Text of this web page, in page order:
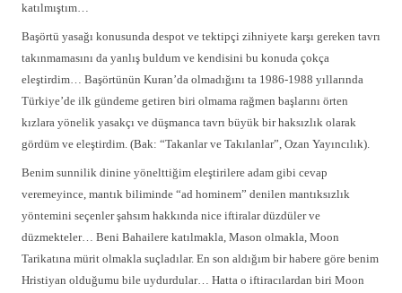
katılmıştım…
Başörtü yasağı konusunda despot ve tektipçi zihniyete karşı gereken tavrı
takınmamasını da yanlış buldum ve kendisini bu konuda çokça
eleştirdim… Başörtünün Kuran’da olmadığını ta 1986-1988 yıllarında
Türkiye’de ilk gündeme getiren biri olmama rağmen başlarını örten
kızlara yönelik yasakçı ve düşmanca tavrı büyük bir haksızlık olarak
gördüm ve eleştirdim. (Bak: “Takanlar ve Takılanlar”, Ozan Yayıncılık).
Benim sunnilik dinine yönelttiğim eleştirilere adam gibi cevap
veremeyince, mantık biliminde “ad hominem” denilen mantıksızlık
yöntemini seçenler şahsım hakkında nice iftiralar düzdüler ve
düzmekteler… Beni Bahailere katılmakla, Mason olmakla, Moon
Tarikatına mürit olmakla suçladılar. En son aldığım bir habere göre benim
Hristiyan olduğumu bile uydurdular… Hatta o iftiracılardan biri Moon